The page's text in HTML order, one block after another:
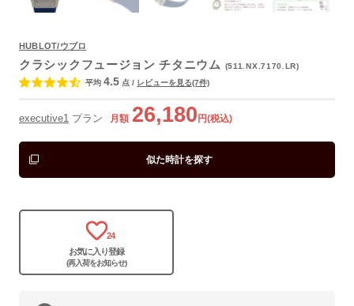
HUBLOT/ウブロ
クラシックフュージョン チタニウム
(511.NX.7170.LR)
平均 4.5 点 / レビューを見る(7件)
executive1 プラン 月額 26,180 円(税込)
似た時計を探す
24
お気に入り登録
(再入荷をお知らせ)
よくあるご質問